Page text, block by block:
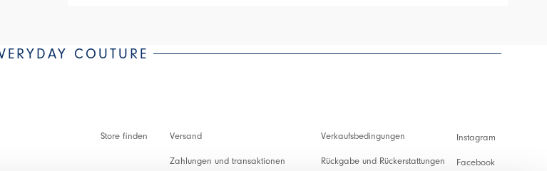
COUTURE
Store finden Versand
Zahlungen und transaktionen
Verkaufsbedingungen
Rückgabe und Rückerstattungen
Instagram
Facebook